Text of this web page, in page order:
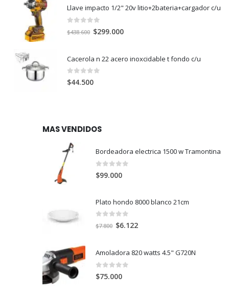
Llave impacto 1/2" 20v litio+2bateria+cargador c/u
out of 5
$438.600 El
era:
$438.600.
$299.000El
es:
Cacerola n 22 acero inoxcidable t fondo c/u
0 out of 5
$44.500
MAS VENDIDOS
Bordeadora electrica 1500 w Tramontina
0 out of 5
$99.000
Plato hondo 8000 blanco 21cm
out of 5
$7.800 El
era:
$7.800.
$6.122El
es:
Amoladora 820 watts 4.5" G720N
0
$75.000